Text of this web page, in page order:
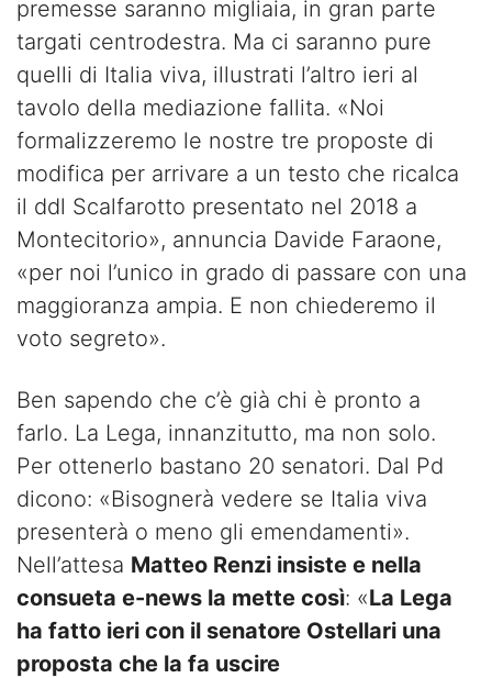
premesse saranno migliaia, in gran parte
targati centrodestra. Ma ci saranno pure
quelli di Italia viva, illustrati l’altro ieri al
tavolo della mediazione fallita. «Noi
formalizzeremo le nostre tre proposte di
modifica per arrivare a un testo che ricalca
il ddl Scalfarotto presentato nel 2018 a
Montecitorio», annuncia Davide Faraone,
«per noi l’unico in grado di passare con una
maggioranza ampia. E non chiederemo il
voto segreto».
Ben sapendo che c’è già chi è pronto a
farlo. La Lega, innanzitutto, ma non solo.
Per ottenerlo bastano 20 senatori. Dal Pd
dicono: «Bisognerà vedere se Italia viva
presenterà o meno gli emendamenti».
Nell’attesa Matteo Renzi insiste e nella
consueta e-news la mette così: «La Lega
ha fatto ieri con il senatore Ostellari una
proposta che la fa uscire